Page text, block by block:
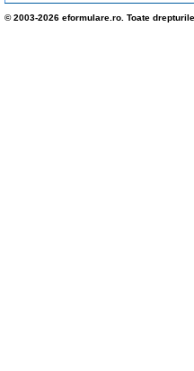
© 2003-2026 eformulare.ro. Toate